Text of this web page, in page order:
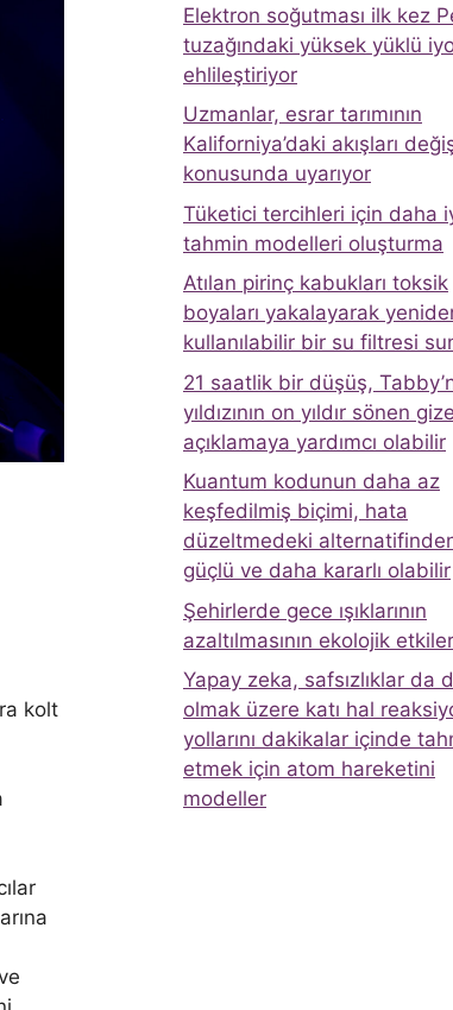
kolt
Elektron soğutması ilk kez
tuzağındaki yüksek yüklü
ehlileştiriyor
Uzmanlar, esrar tarımının
Kaliforniya’daki akışları
konusunda uyarıyor
Tüketici tercihleri ​​için daha
tahmin modelleri oluşturma
Atılan pirinç kabukları toksik
boyaları yakalayarak
kullanılabilir bir su filtresi
21 saatlik bir düşüş,
yıldızının on yıldır sönen
açıklamaya yardımcı olabilir
Kuantum kodunun daha az
keşfedilmiş biçimi, hata
düzeltmedeki
güçlü ve daha kararlı olabilir
Şehirlerde gece ışıklarının
azaltılmasının ekolojik
Yapay zeka, safsızlıklar da
olmak üzere katı hal
yollarını dakikalar içinde
etmek için atom hareketini
modeller